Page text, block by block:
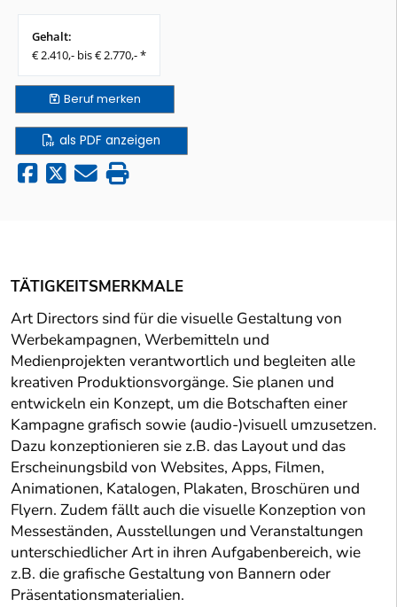
Gehalt:
€ 2.410,- bis € 2.770,- *
Berufmerken
als PDF anzeigen
TÄTIGKEITSMERKMALE
Art Directors sind für die visuelle Gestaltung von
Werbekampagnen, Werbemitteln und
Medienprojekten verantwortlich und begleiten alle
kreativen Produktionsvorgänge. Sie planen und
entwickeln ein Konzept, um die Botschaften einer
Kampagne grafisch sowie (audio-)visuell umzusetzen.
Dazu konzeptionieren sie z.B. das Layout und das
Erscheinungsbild von Websites, Apps, Filmen,
Animationen, Katalogen, Plakaten, Broschüren und
Flyern. Zudem fällt auch die visuelle Konzeption von
Messeständen, Ausstellungen und Veranstaltungen
unterschiedlicher Art in ihren Aufgabenbereich, wie
z.B. die grafische Gestaltung von Bannern oder
Präsentationsmaterialien.